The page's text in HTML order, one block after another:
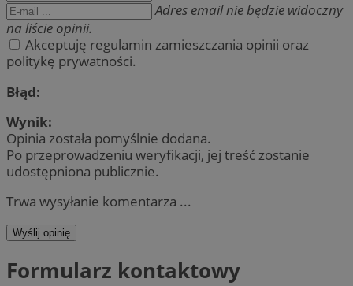
Adres email nie będzie widoczny
na liście opinii.
Akceptuję regulamin zamieszczania opinii oraz
politykę prywatności.
Błąd:
Wynik:
Opinia została pomyślnie dodana.
Po przeprowadzeniu weryfikacji, jej treść zostanie
udostępniona publicznie.
Trwa wysyłanie komentarza ...
Wyślij opinię
Formularz kontaktowy